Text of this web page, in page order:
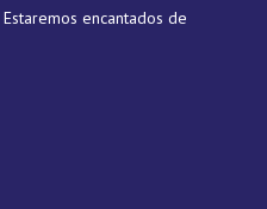
encantados de